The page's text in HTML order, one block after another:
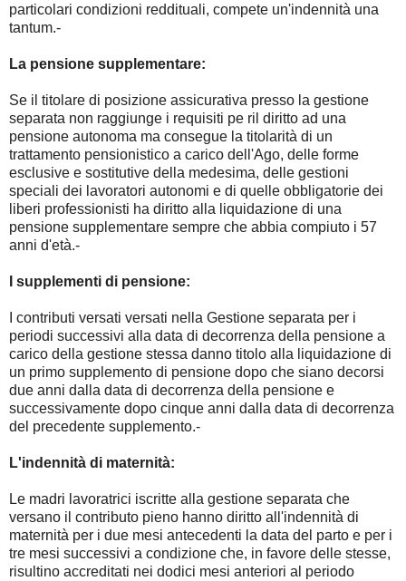
particolari condizioni reddituali, compete un'indennità una
tantum.-
La pensione supplementare:
Se il titolare di posizione assicurativa presso la gestione
separata non raggiunge i requisiti pe ril diritto ad una
pensione autonoma ma consegue la titolarità di un
trattamento pensionistico a carico dell'Ago, delle forme
esclusive e sostitutive della medesima, delle gestioni
speciali dei lavoratori autonomi e di quelle obbligatorie dei
liberi professionisti ha diritto alla liquidazione di una
pensione supplementare sempre che abbia compiuto i 57
anni d'età.-
I supplementi di pensione:
I contributi versati versati nella Gestione separata per i
periodi successivi alla data di decorrenza della pensione a
carico della gestione stessa danno titolo alla liquidazione di
un primo supplemento di pensione dopo che siano decorsi
due anni dalla data di decorrenza della pensione e
successivamente dopo cinque anni dalla data di decorrenza
del precedente supplemento.-
L'indennità di maternità:
Le madri lavoratrici iscritte alla gestione separata che
versano il contributo pieno hanno diritto all'indennità di
maternità per i due mesi antecedenti la data del parto e per i
tre mesi successivi a condizione che, in favore delle stesse,
risultino accreditati nei dodici mesi anteriori al periodo